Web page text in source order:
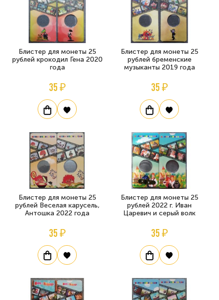
Блистер для монеты 25
рублей крокодил Гена 2020
года
35 ₽
Блистер для монеты 25
рублей бременские
музыканты 2019 года
35 ₽
Блистер для монеты 25
рублей Веселая карусель,
Антошка 2022 года
35 ₽
Блистер для монеты 25
рублей 2022 г. Иван
Царевич и серый волк
35 ₽